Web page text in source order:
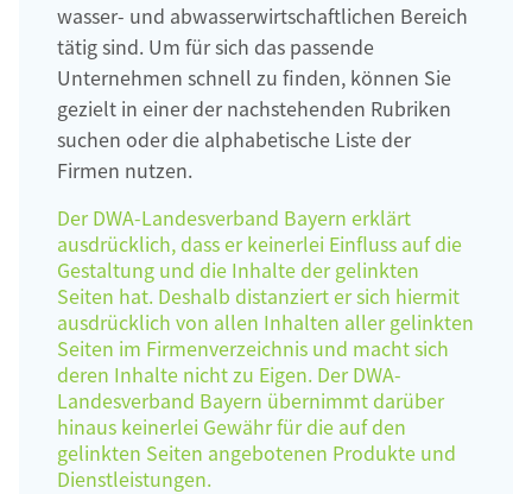
wasser- und abwasserwirtschaftlichen Bereich
tätig sind. Um für sich das passende
Unternehmen schnell zu finden, können Sie
gezielt in einer der nachstehenden Rubriken
suchen oder die alphabetische Liste der
Firmen nutzen.
Der DWA-Landesverband Bayern erklärt
ausdrücklich, dass er keinerlei Einfluss auf die
Gestaltung und die Inhalte der gelinkten
Seiten hat. Deshalb distanziert er sich hiermit
ausdrücklich von allen Inhalten aller gelinkten
Seiten im Firmenverzeichnis und macht sich
deren Inhalte nicht zu Eigen. Der DWA-
Landesverband Bayern übernimmt darüber
hinaus keinerlei Gewähr für die auf den
gelinkten Seiten angebotenen Produkte und
Dienstleistungen.